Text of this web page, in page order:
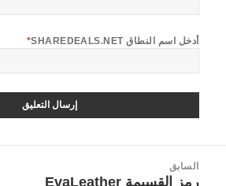
أدخل اسم النطاق SHAREDEALS.NET *
المقالاتالسابق
المقالة
رمز القسيمة EvaLeather